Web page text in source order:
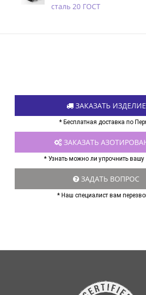
сталь 20 ГОСТ
ЗАКАЗАТЬ ИЗДЕЛИЕ
* Бесплатная доставка по
ЗАКАЗАТЬ
* Узнать можно ли упрочнить вашу
ЗАДАТЬ ВОПРОС
* Наш специалист вам